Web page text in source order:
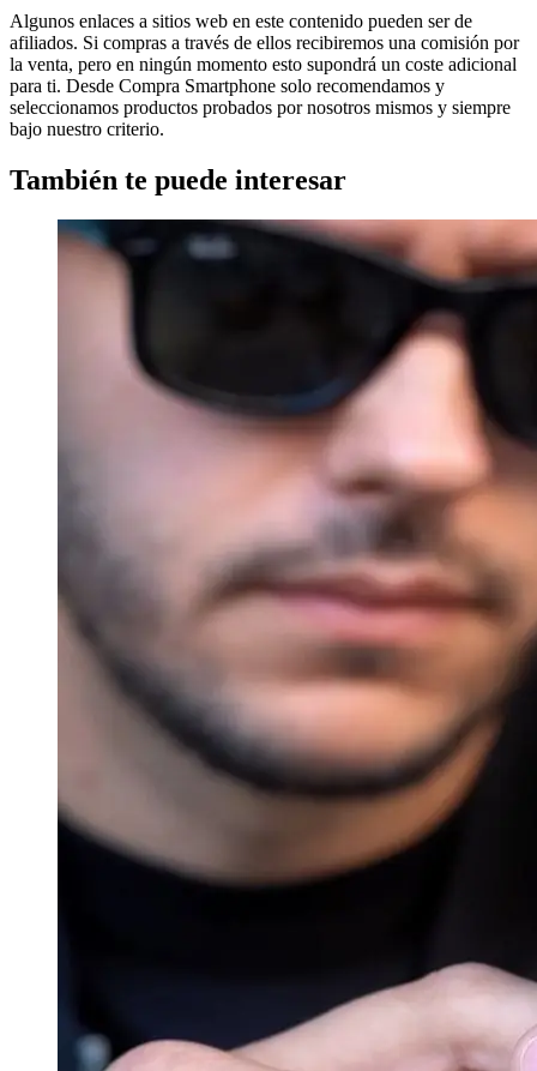
Algunos enlaces a sitios web en este contenido pueden ser de
afiliados. Si compras a través de ellos recibiremos una comisión por
la venta, pero en ningún momento esto supondrá un coste adicional
para ti. Desde Compra Smartphone solo recomendamos y
seleccionamos productos probados por nosotros mismos y siempre
bajo nuestro criterio.
También te puede interesar